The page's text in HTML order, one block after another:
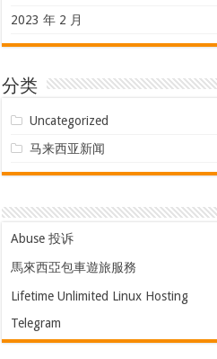
2023 年 2 月
分类
Uncategorized
马来西亚新闻
Abuse 投诉
馬來西亞包車遊旅服務
Lifetime Unlimited Linux Hosting
Telegram